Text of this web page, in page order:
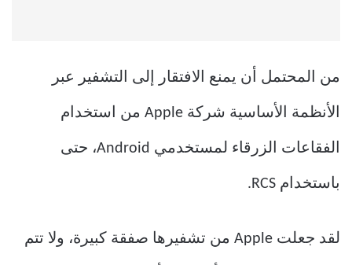
من المحتمل أن يمنع الافتقار إلى التشفير عبر
الأنظمة الأساسية شركة Apple من استخدام
الفقاعات الزرقاء لمستخدمي Android، حتى
باستخدام RCS.
لقد جعلت Apple من تشفيرها صفقة كبيرة، ولا تتم